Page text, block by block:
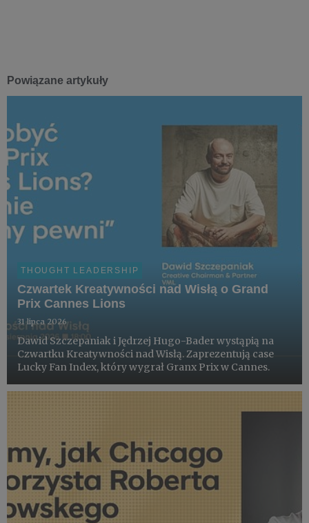
Powiązane artykuły
THOUGHT LEADERSHIP
Czwartek Kreatywności nad Wisłą o Grand
Prix Cannes Lions
31 lipca 2026
Dawid Szczepaniak i Jędrzej Hugo-Bader wystąpią na
Czwartku Kreatywności nad Wisłą. Zaprezentują case
Lucky Fan Index, który wygrał Granx Prix w Cannes.